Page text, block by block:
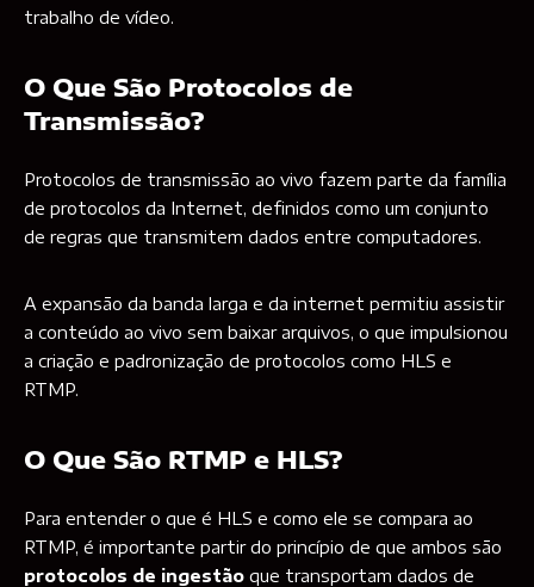
trabalho de vídeo.
O Que São Protocolos de
Transmissão?
Protocolos de transmissão ao vivo fazem parte da família
de protocolos da Internet, definidos como um conjunto
de regras que transmitem dados entre computadores.
A expansão da banda larga e da internet permitiu assistir
a conteúdo ao vivo sem baixar arquivos, o que impulsionou
a criação e padronização de protocolos como HLS e
RTMP.
O Que São RTMP e HLS?
Para entender o que é HLS e como ele se compara ao
RTMP, é importante partir do princípio de que ambos são
protocolos de ingestão que transportam dados de